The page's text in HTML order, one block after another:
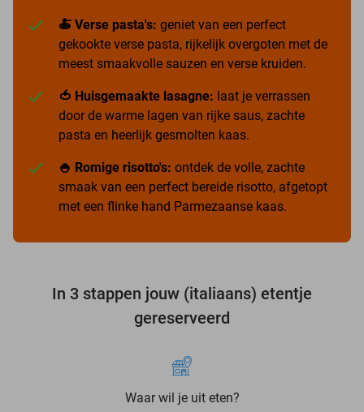
🍝 Verse pasta's: geniet van een perfect
gekookte verse pasta, rijkelijk overgoten met de
meest smaakvolle sauzen en verse kruiden.
🍅 Huisgemaakte lasagne: laat je verrassen
door de warme lagen van rijke saus, zachte
pasta en heerlijk gesmolten kaas.
🍚 Romige risotto's: ontdek de volle, zachte
smaak van een perfect bereide risotto, afgetopt
met een flinke hand Parmezaanse kaas.
In 3 stappen jouw (italiaans) etentje
gereserveerd
Waar wil je uit eten?